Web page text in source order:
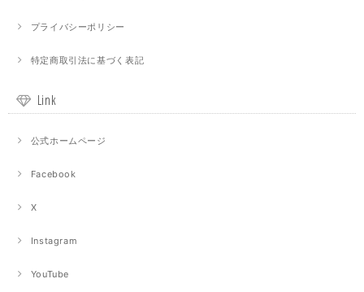
プライバシーポリシー
特定商取引法に基づく表記
Link
公式ホームページ
Facebook
X
Instagram
YouTube